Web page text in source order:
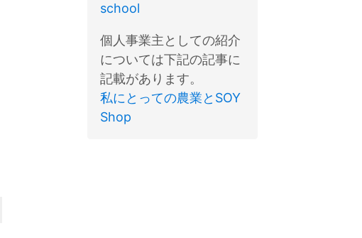
school
個人事業主としての紹介
については下記の記事に
記載があります。
私にとっての農業とSOY
Shop